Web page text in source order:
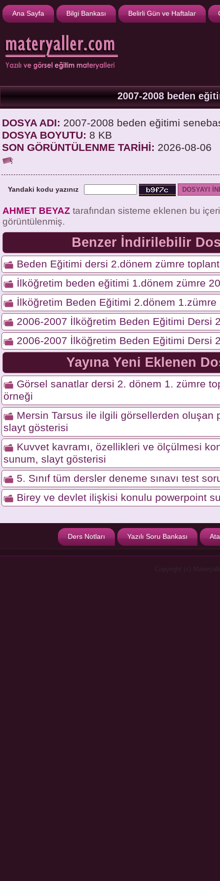
Ana Sayfa Bilgi Bankası Belirli Gün ve Haftalar
2007-2008 beden
DOSYA ADI: 2007-2008 beden eğitimi
DOSYA BOYUTU: 8 KB
SON GÖRÜNTÜLENME TARİHİ: 2026-08-06
Yandaki kodu yazınız
AHMET BEYAZ tarafından sisteme eklenen bu
görüntülenmiş.
Benzer İndirilebilir
Beden Eğitimi dersi 2.dönem zümre
İlköğretim beden eğitimi 1.dönem zümre
İlköğretim Beden Eğitimi 2.dönem 1.zümre
2006-2007 İlköğretim Beden Eğitimi Dersi
2006-2007 İlköğretim Beden Eğitimi Dersi
Yayına Yeni Eklenen
Görsel sanatlar dersi 2. dönem 1. zümre
örneği
Mersin Tarsus ile ilgili görsellerden oluşan
slayt gösterisi
Kuvvet kavramı, özellikleri ve ölçülmesi
sunum, slayt gösterisi
5. Sınıf tüm dersler deneme sınavı test
Birey ve devlet ilişkisi konulu powerpoint
Ders Notları Yazılı Soru Bankası